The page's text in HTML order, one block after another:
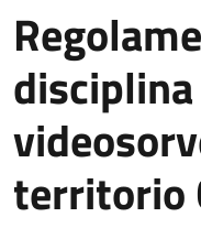
territorio